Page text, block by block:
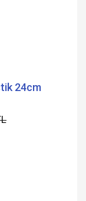
24cm